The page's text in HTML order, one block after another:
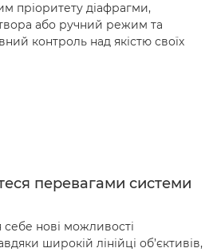
пріоритету діафрагми,
або ручний режим та
контроль над якістю своїх
перевагами системи
себе нові можливості
широкій лінійці об’єктивів,